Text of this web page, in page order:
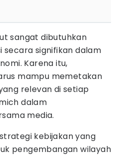
sangat dibutuhkan
signifikan dalam
Karena itu,
mampu memetakan
relevan di setiap
dalam
media.
kebijakan yang
pengembangan wilayah